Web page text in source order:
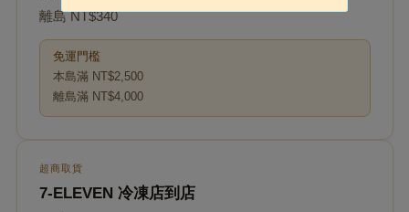
離島 NT$340
免運門檻
本島滿 NT$2,500
離島滿 NT$4,000
超商取貨
7-ELEVEN 冷凍店到店